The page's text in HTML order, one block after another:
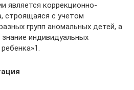
является коррекционно-
строящаяся с учетом
групп аномальных детей, а
индивидуальных